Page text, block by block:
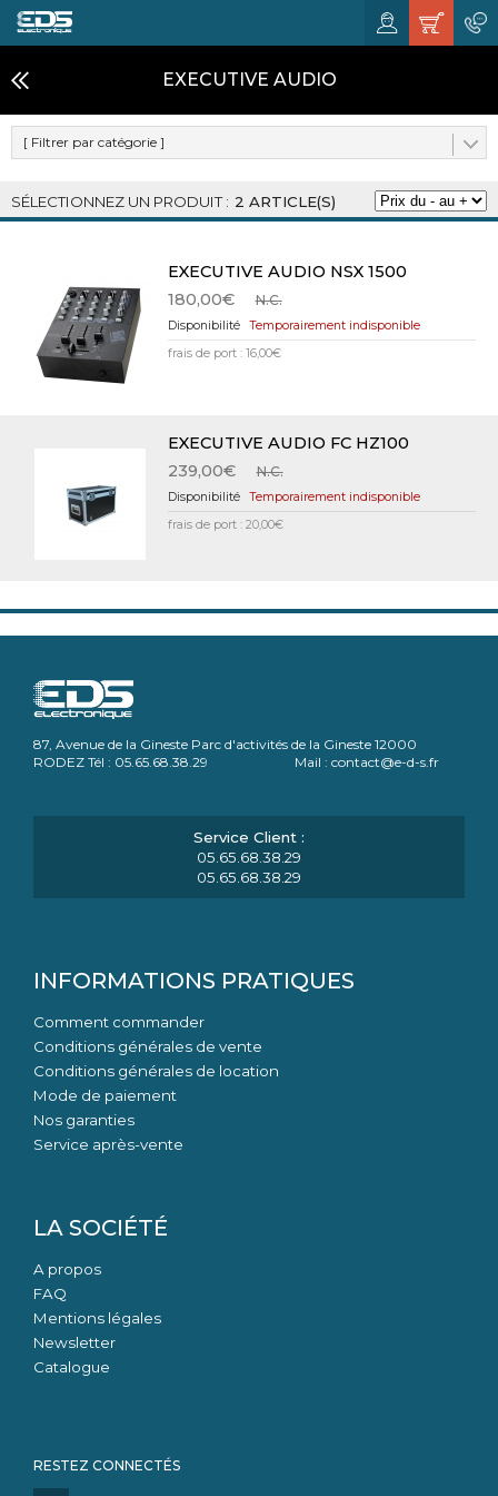
EXECUTIVE AUDIO
[ Filtrer par catégorie ]
2 ARTICLE(S)
EXECUTIVE AUDIO NSX 1500
180,00€
N.C.
Temporairement indisponible
frais de port : 16,00€
EXECUTIVE AUDIO FC HZ100
239,00€
N.C.
Temporairement indisponible
frais de port : 20,00€
87, Avenue de la Gineste Parc d'activités de la Gineste 12000
RODEZ Tél : 05.65.68.38.29 Mail : contact@e-d-s.fr
05.65.68.38.29
05.65.68.38.29
INFORMATIONS PRATIQUES
Comment commander
Conditions générales de vente
Conditions générales de location
Mode de paiement
Nos garanties
Service après-vente
LA SOCIÉTÉ
A propos
FAQ
Mentions légales
Newsletter
Catalogue